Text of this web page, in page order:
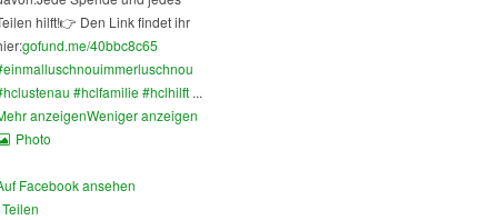
hilft!👉 Den Link findet ihr
gofund.me/40bbc8c65
#hclfamilie#hclhilft ...
anzeigenWeniger anzeigen
Photo
Facebook ansehen
Teilen